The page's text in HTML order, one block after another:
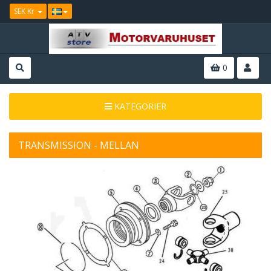
SEK Kr
0
KATEGORIER
TRANSMISSION - MELLAN